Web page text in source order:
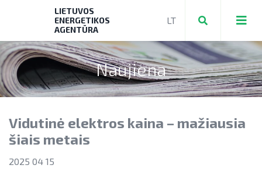
Teikti ir valdyti paraiškas bei mokėjimo
Mokėjimo prašymų formos, dokumentai
Aktuali AEI statistika
LIETUVOS
ENERGETIKOS
AGENTŪRA
Naujiena
Vidutinė elektros kaina – mažiausia
šiais metais
2025 04 15